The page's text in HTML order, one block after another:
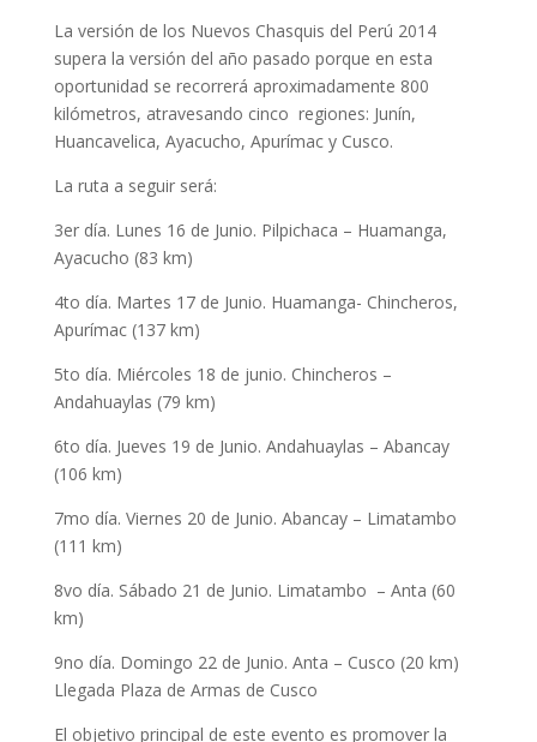
La versión de los Nuevos Chasquis del Perú 2014
supera la versión del año pasado porque en esta
oportunidad se recorrerá aproximadamente 800
kilómetros, atravesando cinco regiones: Junín,
Huancavelica, Ayacucho, Apurímac y Cusco.
La ruta a seguir será:
3er día. Lunes 16 de Junio. Pilpichaca – Huamanga,
Ayacucho (83 km)
4to día. Martes 17 de Junio. Huamanga- Chincheros,
Apurímac (137 km)
5to día. Miércoles 18 de junio. Chincheros –
Andahuaylas (79 km)
6to día. Jueves 19 de Junio. Andahuaylas – Abancay
(106 km)
7mo día. Viernes 20 de Junio. Abancay – Limatambo
(111 km)
8vo día. Sábado 21 de Junio. Limatambo – Anta (60
km)
9no día. Domingo 22 de Junio. Anta – Cusco (20 km)
Llegada Plaza de Armas de Cusco
El objetivo principal de este evento es promover la